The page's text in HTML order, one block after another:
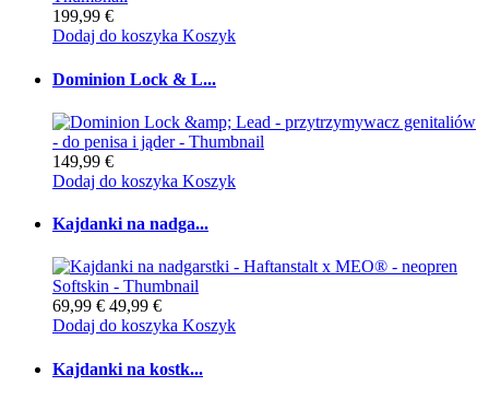
199,99 €
Dodaj do koszyka Koszyk
Dominion Lock & L...
149,99 €
Dodaj do koszyka Koszyk
Kajdanki na nadga...
69,99 € 49,99 €
Dodaj do koszyka Koszyk
Kajdanki na kostk...